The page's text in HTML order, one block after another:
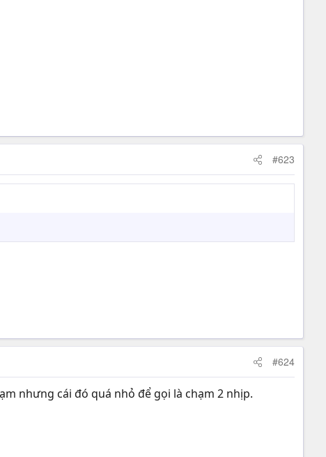
#623
#624
nhưng cái đó quá nhỏ để gọi là chạm 2 nhịp.